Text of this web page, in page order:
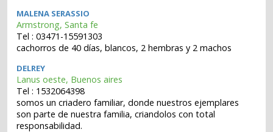
MALENA SERASSIO
Armstrong, Santa fe
Tel : 03471-15591303
cachorros de 40 días, blancos, 2 hembras y 2 machos
DELREY
Lanus oeste, Buenos aires
Tel : 1532064398
somos un criadero familiar, donde nuestros ejemplares
son parte de nuestra familia, criandolos con total
responsabilidad.